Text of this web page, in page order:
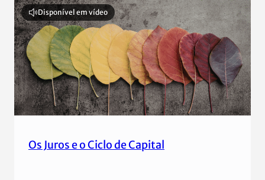
Disponível em vídeo
Os Juros e o Ciclo de Capital